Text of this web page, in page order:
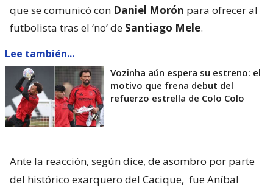
que se comunicó con Daniel Morón para ofrecer al
futbolista tras el ‘no’ de Santiago Mele.
Lee también...
Vozinha aún espera su estreno: el
motivo que frena debut del
refuerzo estrella de Colo Colo
Ante la reacción, según dice, de asombro por parte
del histórico exarquero del Cacique, fue Aníbal